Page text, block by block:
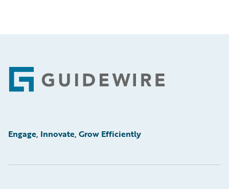
Footer
Engage, Innovate, Grow Efficiently